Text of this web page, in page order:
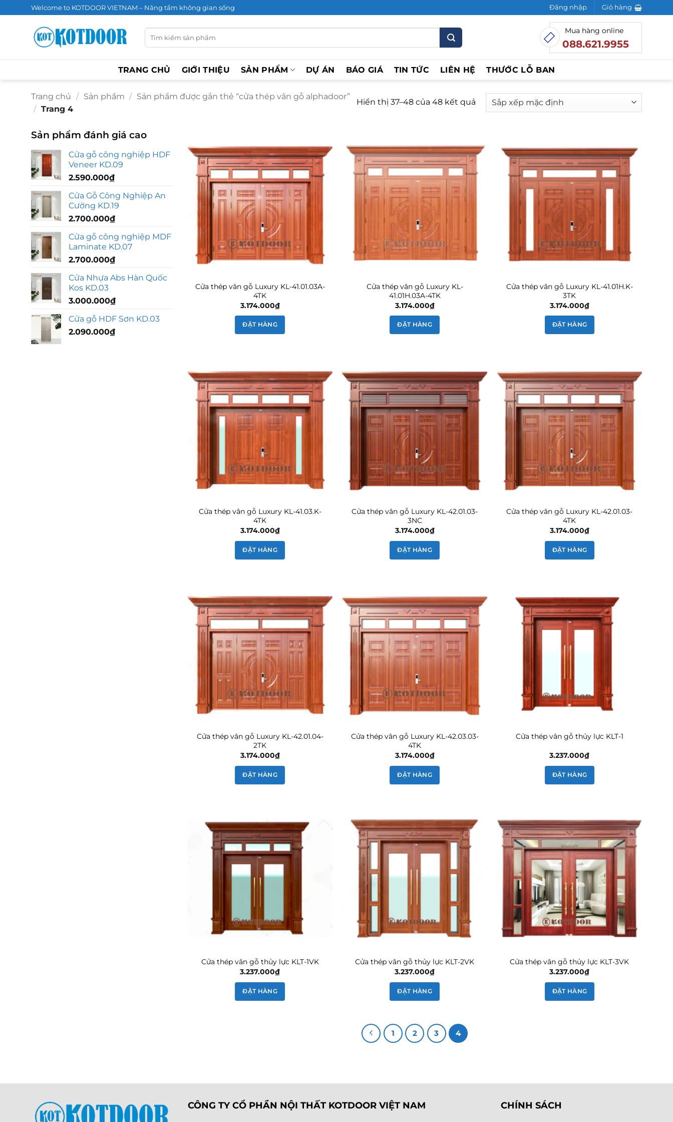
qua
Welcome to KOTDOOR VIETNAM – Nâng tầm không gian sống Đăng nhập Giỏ hàng
Tìm
kiếm:
Mua hàng online
088.621.9955
TRANG CHỦ GIỚI THIỆU SẢN PHẨM DỰ ÁN BÁO GIÁ TIN TỨC LIÊN HỆ THƯỚC LỖ BAN
Trang chủ / Sản phẩm / Sản phẩm được gắn thẻ “cửa thép vân gỗ alphadoor”
/ Trang 4
Hiển thị 37–48 của 48 kết quả
Sản phẩm đánh giá cao
Cửa gỗ công nghiệp HDF
Veneer KD.09
2.590.000₫
Cửa Gỗ Công Nghiệp An
Cường KD.19
2.700.000₫
Cửa gỗ công nghiệp MDF
Laminate KD.07
2.700.000₫
Cửa Nhựa Abs Hàn Quốc
Kos KD.03
3.000.000₫
Cửa gỗ HDF Sơn KD.03
2.090.000₫
Cửa thép vân gỗ Luxury KL-41.01.03A-
4TK
3.174.000₫
ĐẶT HÀNG
Cửa thép vân gỗ Luxury KL-
41.01H.03A-4TK
3.174.000₫
ĐẶT HÀNG
Cửa thép vân gỗ Luxury KL-41.01H.K-
3TK
3.174.000₫
ĐẶT HÀNG
Cửa thép vân gỗ Luxury KL-41.03.K-
4TK
3.174.000₫
ĐẶT HÀNG
Cửa thép vân gỗ Luxury KL-42.01.03-
3NC
3.174.000₫
ĐẶT HÀNG
Cửa thép vân gỗ Luxury KL-42.01.03-
4TK
3.174.000₫
ĐẶT HÀNG
Cửa thép vân gỗ Luxury KL-42.01.04-
2TK
3.174.000₫
ĐẶT HÀNG
Cửa thép vân gỗ Luxury KL-42.03.03-
4TK
3.174.000₫
ĐẶT HÀNG
Cửa thép vân gỗ thủy lực KLT-1
3.237.000₫
ĐẶT HÀNG
Cửa thép vân gỗ thủy lực KLT-1VK
3.237.000₫
ĐẶT HÀNG
Cửa thép vân gỗ thủy lực KLT-2VK
3.237.000₫
ĐẶT HÀNG
Cửa thép vân gỗ thủy lực KLT-3VK
3.237.000₫
ĐẶT HÀNG
1 2 3 4
CÔNG TY CỔ PHẦN NỘI THẤT KOTDOOR VIỆT NAM CHÍNH SÁCH